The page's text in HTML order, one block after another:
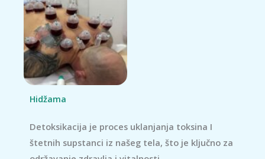
Hidžama
Detoksikacija je proces uklanjanja toksina I
štetnih supstanci iz našeg tela, što je ključno za